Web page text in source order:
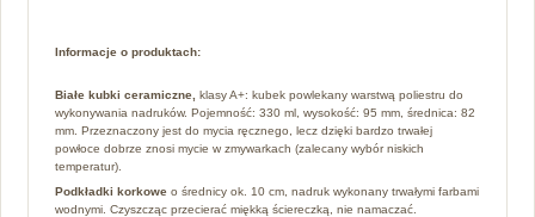
Informacje o produktach:
Białe kubki ceramiczne, klasy A+: kubek powlekany warstwą poliestru do
wykonywania nadruków. Pojemność: 330 ml, wysokość: 95 mm, średnica: 82
mm. Przeznaczony jest do mycia ręcznego, lecz dzięki bardzo trwałej
powłoce dobrze znosi mycie w zmywarkach (zalecany wybór niskich
temperatur).
Podkładki korkowe o średnicy ok. 10 cm, nadruk wykonany trwałymi farbami
wodnymi. Czyszcząc przecierać miękką ściereczką, nie namaczać.